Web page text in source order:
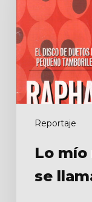
Reportaje
gestualidad,
se
llama
arte
Lo
se